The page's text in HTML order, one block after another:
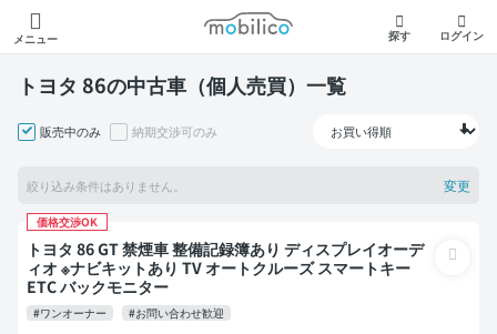
メニュー
モビリコ
探す ログイン
トヨタ 86の中古車（個人売買）一覧
販売中のみ 納期交渉可のみ
絞り込み条件はありません。 変更
価格交渉OK
トヨタ 86 GT 禁煙車 整備記録簿あり ディスプレイオーデ
ィオ ※ナビキットあり TV オートクルーズ スマートキー
ETC バックモニター
#ワンオーナー #お問い合わせ歓迎